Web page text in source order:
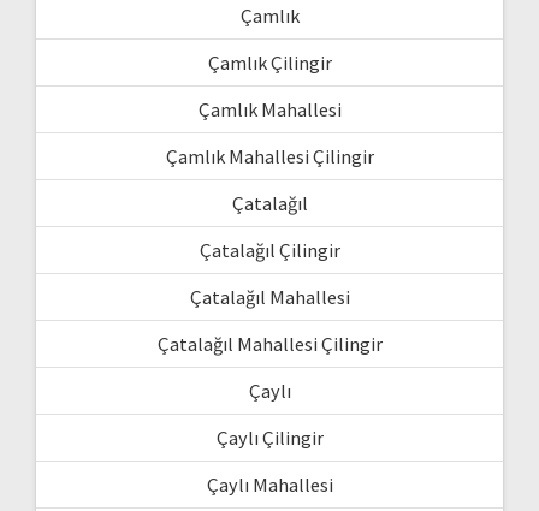
Çamlık
Çamlık Çilingir
Çamlık Mahallesi
Çamlık Mahallesi Çilingir
Çatalağıl
Çatalağıl Çilingir
Çatalağıl Mahallesi
Çatalağıl Mahallesi Çilingir
Çaylı
Çaylı Çilingir
Çaylı Mahallesi